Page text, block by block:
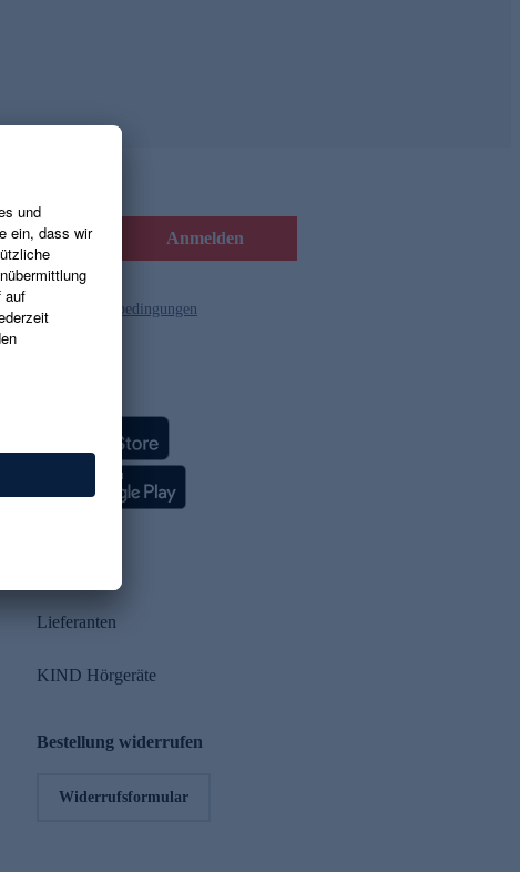
Anmelden
und die Gutscheinbedingungen
Lieferanten
KIND Hörgeräte
Bestellung widerrufen
Widerrufsformular